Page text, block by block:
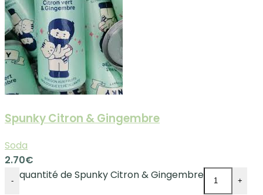
Spunky Citron & Gingembre
Soda
2.70€
- quantité de Spunky Citron & Gingembre +